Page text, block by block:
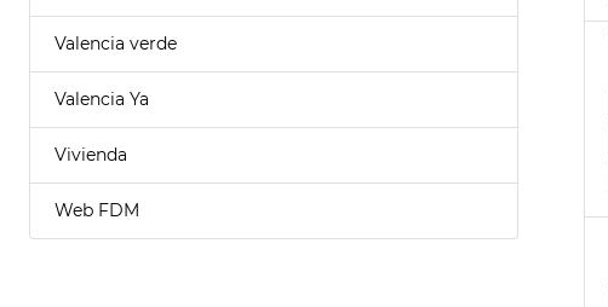
Valencia verde
Valencia Ya
Vivienda
Web FDM